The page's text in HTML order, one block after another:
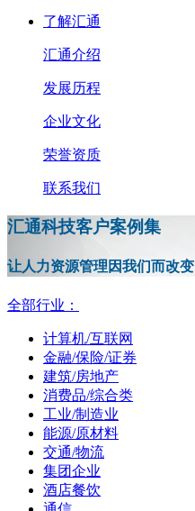
了解汇通
汇通介绍
发展历程
企业文化
荣誉资质
联系我们
汇通科技客户案例集
让人力资源管理因我们而改变
全部行业：
计算机/互联网
金融/保险/证券
建筑/房地产
消费品/综合类
工业/制造业
能源/原材料
交通/物流
集团企业
酒店餐饮